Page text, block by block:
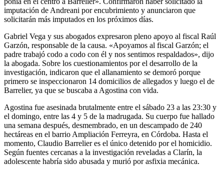
imputación de Andreani por encubrimiento y anunciaron que
solicitarán más imputados en los próximos días.
Gabriel Vega y sus abogados expresaron pleno apoyo al fiscal Raúl
Garzón, responsable de la causa. «Apoyamos al fiscal Garzón; el
padre trabajó codo a codo con él y nos sentimos respaldados», dijo
la abogada. Sobre los cuestionamientos por el desarrollo de la
investigación, indicaron que el allanamiento se demoró porque
primero se inspeccionaron 14 domicilios de allegados y luego el de
Barrelier, ya que se buscaba a Agostina con vida.
Agostina fue asesinada brutalmente entre el sábado 23 a las 23:30 y
el domingo, entre las 4 y 5 de la madrugada. Su cuerpo fue hallado
una semana después, desmembrado, en un descampado de 240
hectáreas en el barrio Ampliación Ferreyra, en Córdoba. Hasta el
momento, Claudio Barrelier es el único detenido por el homicidio.
Según fuentes cercanas a la investigación reveladas a Clarín, la
adolescente habría sido abusada y murió por asfixia mecánica.